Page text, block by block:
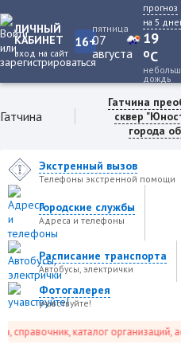
ЛИЧНЫЙ
КАБИНЕТ
вход на сайт
16+
пятница
07
августа
прогноз
на 5
19
oC
дождь
Гатчина
Гатчина
сквер
города
Экстренный вызов
Телефоны экстренной помощи
Городские службы
Адреса и телефоны
Расписание транспорта
Автобусы, электрички
Фотогалерея
учавствуйте!
каталог организаций,